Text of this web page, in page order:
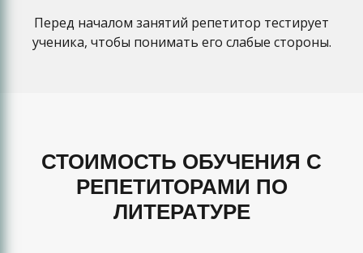
Перед началом занятий репетитор тестирует
ученика, чтобы понимать его слабые стороны.
СТОИМОСТЬ ОБУЧЕНИЯ С
РЕПЕТИТОРАМИ ПО
ЛИТЕРАТУРЕ